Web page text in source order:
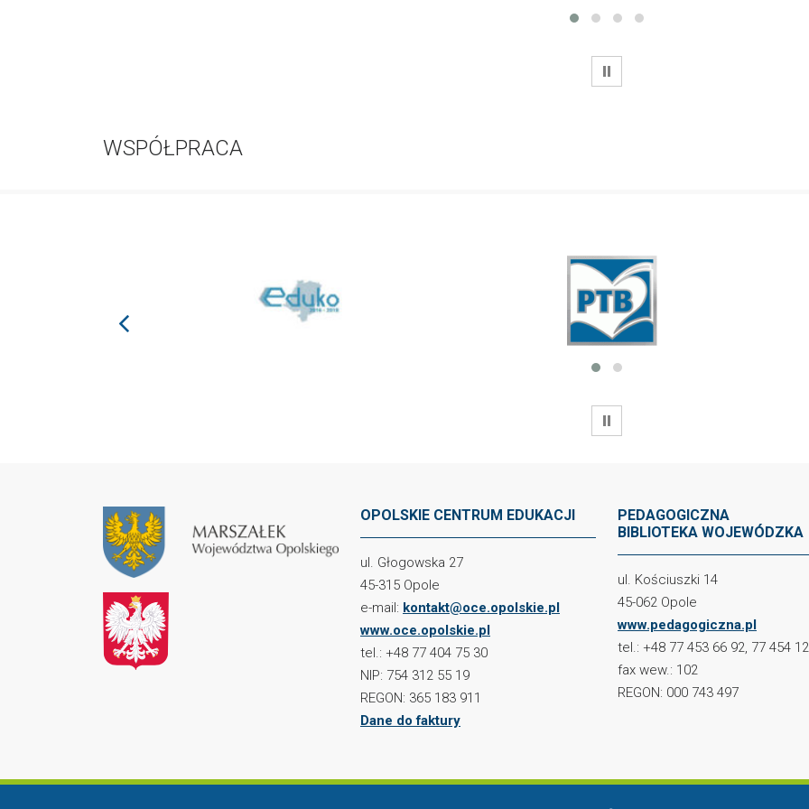
WSTRZYMAJ
WSPÓŁPRACA
prev
WSTRZYMAJ
OPOLSKIE CENTRUM EDUKACJI
ul. Głogowska 27
45-315 Opole
e-mail: kontakt@oce.opolskie.pl
www.oce.opolskie.pl
tel.: +48 77 404 75 30
NIP: 754 312 55 19
REGON: 365 183 911
Dane do faktury
PEDAGOGICZNA
BIBLIOTEKA WOJEWÓDZKA
ul. Kościuszki 14
45-062 Opole
www.pedagogiczna.pl
tel.: +48 77 453 66 92, 77 454
fax wew.: 102
REGON: 000 743 497